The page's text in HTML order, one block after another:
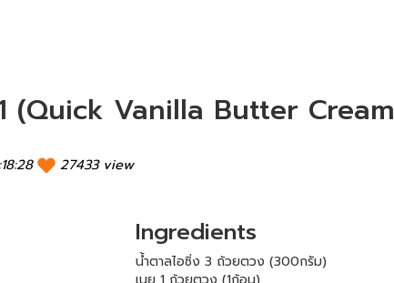
(Quick Vanilla Butter Cream
27433 view
Ingredients
น้ำตาลไอซิ่ง 3 ถ้วยตวง (300กรัม)